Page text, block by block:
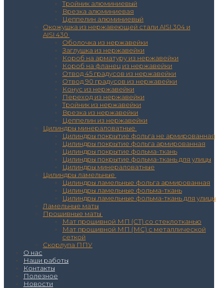
Тройник алюминиевый
Врезка алюминиевая
Цеппелин алюминиевый
Окожушка из нержавеющей стали AISI 304 и
AISI 430
Оболочка из нержавейки
Заглушка из нержавейки
Короб на арматуру из нержавейки
Короб на фланец из нержавейки
Отвод 45 градусов из нержавейки
Отвод 90 градусов из нержавейки
Конус из нержавейки
Переход из нержавейки
Тройник из нержавейки
Врезка из нержавейки
Цеппелин из нержавейки
Цилиндры минераловатные
Цилиндры покрытие фольга не армированная
Цилиндры покрытие фольга армированная
Цилиндры покрытие фольма-ткань
Цилиндры покрытие фольма-ткань для улицы
Цилиндры минераловатные
Цилиндры ламельные
Цилиндры ламельные фольга армированная
Цилиндры ламельные фольма-ткань
Цилиндры ламельные фольма-ткань для улицы
Ламельные маты
Прошивные маты
Мат прошивной МП (СТ) со стеклотканью
Мат прошивной МП (МС) с металлической
сеткой
Скорлупа ППУ
О нас
Наши работы
Контакты
Полезное
Новости